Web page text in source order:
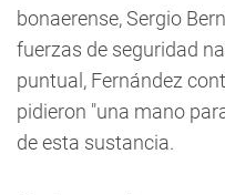
bonaerense, Sergio
fuerzas de seguridad
puntual, Fernández
pidieron "una mano
de esta sustancia.